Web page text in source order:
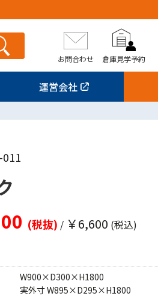
お問合わせ 倉庫見学予約
運営会社
(税抜) / ￥6,600 (税込)
W900×D300×H1800
実外寸 W895×D295×H1800